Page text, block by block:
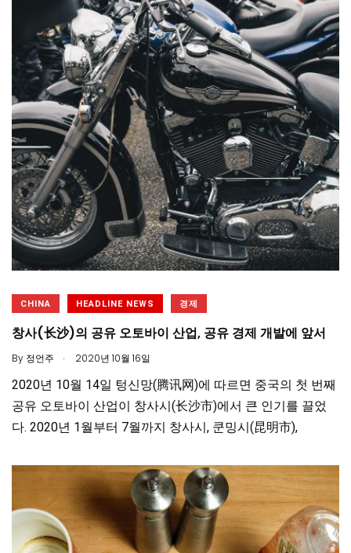
CHINA HEADLINE NEWS 경제
창사(长沙)의 공유 오토바이 산업, 공유 경제 개발에 앞서
By 정언주 . 2020년 10월 16일
2020년 10월 14일 텅신망(腾讯网)에 따르면 중국의 첫 번째
공유 오토바이 산업이 창사시(长沙市)에서 큰 인기를 끌었
다. 2020년 1월부터 7월까지 창사시, 쿤밍시(昆明市),